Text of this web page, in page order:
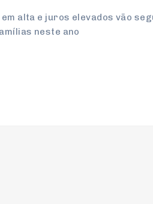
alta e juros elevados vão
neste ano